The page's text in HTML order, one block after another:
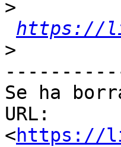
>
https://
>
Se ha
URL:
<https://